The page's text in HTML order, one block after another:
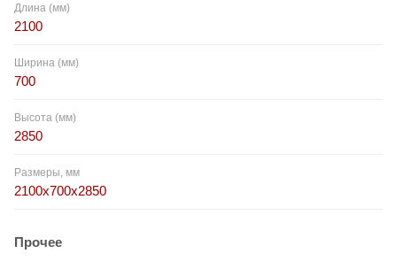
Длина (мм)
2100
Ширина (мм)
700
Высота (мм)
2850
Размеры, мм
2100x700x2850
Прочее